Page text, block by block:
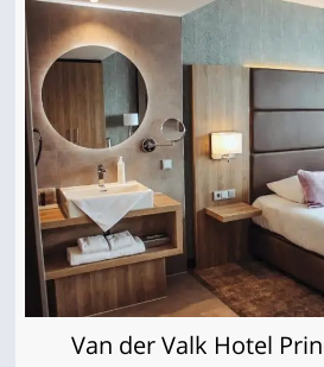
Van der Valk Hotel